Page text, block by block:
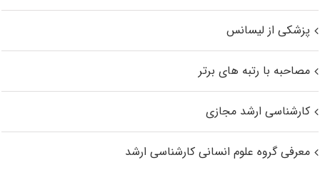
پزشکی از لیسانس
مصاحبه با رتبه های برتر
کارشناسی ارشد مجازی
معرفی گروه علوم انسانی کارشناسی ارشد